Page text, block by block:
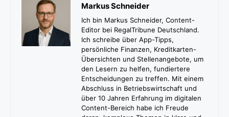
Markus Schneider
Ich bin Markus Schneider, Content-
Editor bei RegalTribune Deutschland.
Ich schreibe über App-Tipps,
persönliche Finanzen, Kreditkarten-
Übersichten und Stellenangebote, um
den Lesern zu helfen, fundiertere
Entscheidungen zu treffen. Mit einem
Abschluss in Betriebswirtschaft und
über 10 Jahren Erfahrung im digitalen
Content-Bereich habe ich Freude